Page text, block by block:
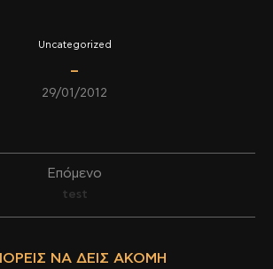
Uncategorized
–
29/01/2012
Επόμενο
test
ΝΑ ΔΕΙΣ ΑΚΌΜΗ